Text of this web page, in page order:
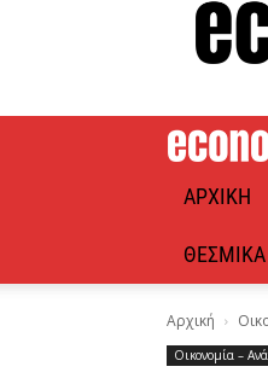
ΑΡΧΙΚΉ
ΘΕΣΜΙΚΆ
Αρχική
Οικονομία –